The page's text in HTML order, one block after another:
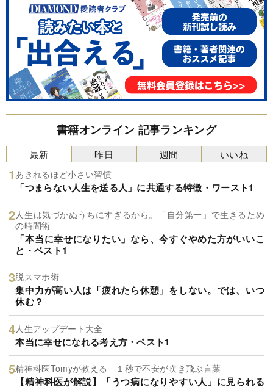
書籍オンライン 記事ランキング
最新
あきれるほど小さい習慣
「つまらない人生を送る人」に共通する特徴・ワースト1
人生は気づかぬうちにすぎるから。「自分第一」で生きるため
の時間術
「本当に幸せになりたい」なら、今すぐやめた方がいいこ
と・ベスト1
脱スマホ術
集中力が高い人は「疲れたら休憩」をしない。では、いつ
休む？
人生アップデート大全
本当に幸せになれる考え方・ベスト1
精神科医Tomyが教える １秒で不安が吹き飛ぶ言葉
【精神科医が解説】「うつ病になりやすい人」に見られる
昨日 週間 いいね